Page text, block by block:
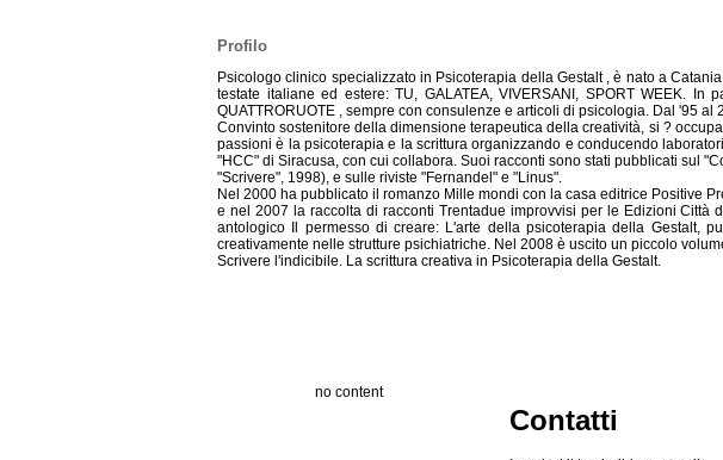
Profilo
Psicologo clinico specializzato in Psicoterapia della Gestalt , è nato a
testate italiane ed estere: TU, GALATEA, VIVERSANI, SPORT WEEK. In
QUATTRORUOTE , sempre con consulenze e articoli di psicologia. Dal '95
Convinto sostenitore della dimensione terapeutica della creatività, si ?
passioni è la psicoterapia e la scrittura organizzando e conducendo
"HCC" di Siracusa, con cui collabora. Suoi racconti sono stati pubblicati sul
"Scrivere", 1998), e sulle riviste "Fernandel" e "Linus".
Nel 2000 ha pubblicato il romanzo Mille mondi con la casa editrice Positive
e nel 2007 la raccolta di racconti Trentadue improvvisi per le Edizioni Città
antologico Il permesso di creare: L'arte della psicoterapia della Gestalt,
creativamente nelle strutture psichiatriche. Nel 2008 è uscito un piccolo
Scrivere l'indicibile. La scrittura creativa in Psicoterapia della Gestalt.
no content
Contatti